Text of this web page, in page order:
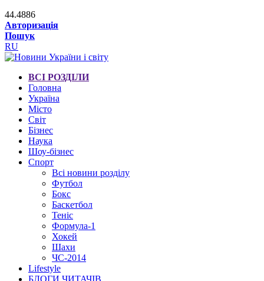
44.4886
Авторизація
Пошук
RU
ВСІ РОЗДІЛИ
Головна
Україна
Місто
Світ
Бізнес
Наука
Шоу-бізнес
Спорт
Всі новини розділу
Футбол
Бокс
Баскетбол
Теніс
Формула-1
Хокей
Шахи
ЧС-2014
Lifestyle
БЛОГИ ЧИТАЧІВ